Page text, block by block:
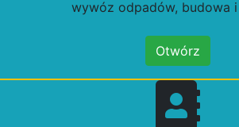
wywóz odpadów, budowa
Otwórz